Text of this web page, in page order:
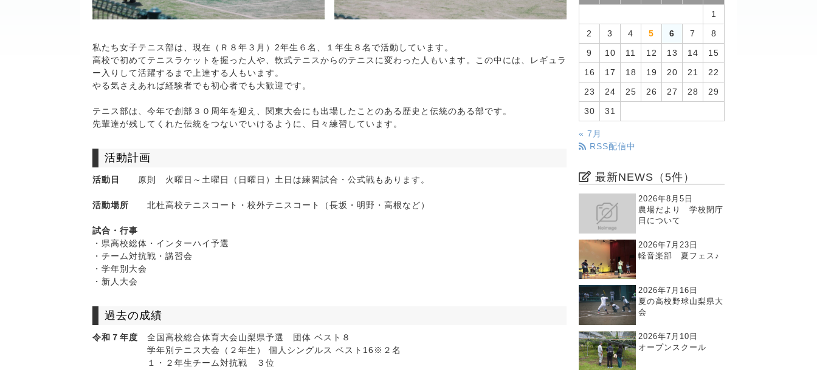
私たち女子テニス部は、現在（Ｒ８年３月）2年生６名、１年生８名で活動しています。
高校で初めてテニスラケットを握った人や、軟式テニスからのテニスに変わった人もいます。この中には、レギュラ
ー入りして活躍するまで上達する人もいます。
やる気さえあれば経験者でも初心者でも大歓迎です。
テニス部は、今年で創部３０周年を迎え、関東大会にも出場したことのある歴史と伝統のある部です。
先輩達が残してくれた伝統をつないでいけるように、日々練習しています。
活動計画
活動日 原則 火曜日～土曜日（日曜日）土日は練習試合・公式戦もあります。
活動場所 北杜高校テニスコート・校外テニスコート（長坂・明野・高根など）
試合・行事
・県高校総体・インターハイ予選
・チーム対抗戦・講習会
・学年別大会
・新人大会
過去の成績
令和７年度 全国高校総合体育大会山梨県予選 団体 ベスト８
学年別テニス大会（２年生） 個人シングルス ベスト16※２名
１・２年生チーム対抗戦 ３位
1
2 3 4 5 6 7 8
9 10 11 12 13 14 15
16 17 18 19 20 21 22
23 24 25 26 27 28 29
30 31
« 7月
RSS配信中
最新NEWS（5件）
2026年8月5日
農場だより 学校閉庁
日について
2026年7月23日
軽音楽部 夏フェス♪
2026年7月16日
夏の高校野球山梨県大
会
2026年7月10日
オープンスクール